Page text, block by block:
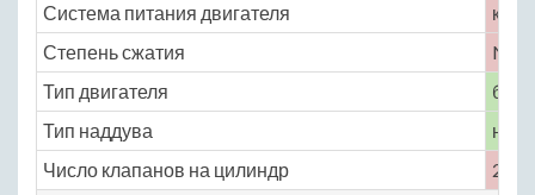
Система питания двигателя
Степень сжатия
No
Тип двигателя
Тип наддува
нет
Число клапанов на цилиндр
2